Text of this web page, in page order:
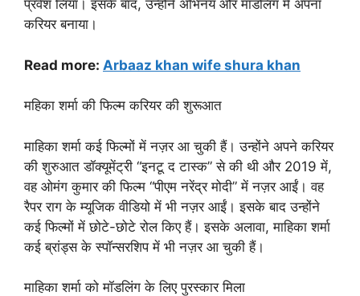
प्रवेश लिया। इसके बाद, उन्होंने अभिनय और मॉडलिंग में अपना
करियर बनाया।
Read more: Arbaaz khan wife shura khan
महिका शर्मा की फिल्म करियर की शुरूआत
माहिका शर्मा कई फिल्मों में नज़र आ चुकी हैं। उन्होंने अपने करियर
की शुरुआत डॉक्यूमेंट्री “इनटू द टास्क” से की थी और 2019 में,
वह ओमंग कुमार की फिल्म “पीएम नरेंद्र मोदी” में नज़र आईं। वह
रैपर राग के म्यूजिक वीडियो में भी नज़र आईं। इसके बाद उन्होंने
कई फिल्मों में छोटे-छोटे रोल किए हैं। इसके अलावा, माहिका शर्मा
कई ब्रांड्स के स्पॉन्सरशिप में भी नज़र आ चुकी हैं।
माहिका शर्मा को मॉडलिंग के लिए पुरस्कार मिला